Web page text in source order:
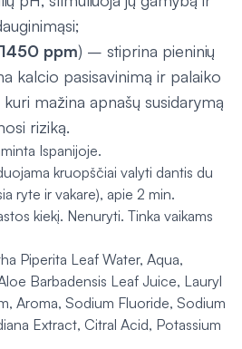
ppm) – stiprina pieninių
kalcio pasisavinimą ir palaiko
mažina apnašų susidarymą
riziką.
Ispanijoje.
kruopščiai valyti dantis du
ryte ir vakare), apie 2 min.
kiekį. Nenuryti. Tinka vaikams
Piperita Leaf Water, Aqua,
Barbadensis Leaf Juice, Lauryl
Aroma, Sodium Fluoride, Sodium
Extract, Citral Acid, Potassium